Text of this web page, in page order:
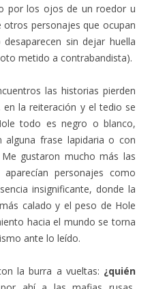
por los ojos de un roedor u
personajes que ocupan
sin dejar huella
metido a contrabandista).
las historias pierden
la reiteración y el tedio se
todo es negro o blanco,
alguna frase lapidaria o con
gustaron mucho más las
personajes como
insignificante, donde la
calado y el peso de Hole
hacia el mundo se torna
ante lo leído.
la burra a vueltas: ¿quién